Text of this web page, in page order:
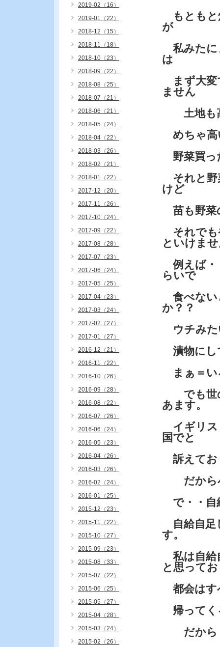
もともと
が
私みたに
は
まず大変
ません
土地も高
めちゃ高
野菜買っ
それと野
けど
苗も野菜
それでも
といけま
例えば・
らいで
食べない
か？？
ウチみた
漬物にし
まぁ＝い
でも世の
あます。
イギリス
国でと
訴えてお
だから小
で・・自
自給自足
す。
私は自給
と思って
都会はす
帰ってく
だから
2019-02（16）
2019-01（22）
2018-12（15）
2018-11（18）
2018-10（23）
2018-09（22）
2018-08（25）
2018-07（21）
2018-06（21）
2018-05（24）
2018-04（22）
2018-03（26）
2018-02（21）
2018-01（22）
2017-12（20）
2017-11（26）
2017-10（24）
2017-09（22）
2017-08（28）
2017-07（23）
2017-06（24）
2017-05（25）
2017-04（23）
2017-03（24）
2017-02（27）
2017-01（27）
2016-12（21）
2016-11（22）
2016-10（26）
2016-09（28）
2016-08（22）
2016-07（26）
2016-06（24）
2016-05（23）
2016-04（26）
2016-03（26）
2016-02（24）
2016-01（25）
2015-12（23）
2015-11（22）
2015-10（27）
2015-09（23）
2015-08（33）
2015-07（22）
2015-06（25）
2015-05（27）
2015-04（28）
2015-03（24）
2015-02（26）